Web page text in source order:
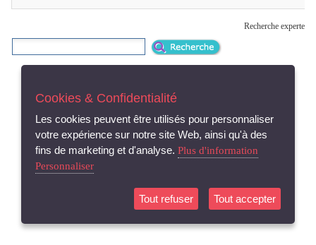
Recherche experte
Cookies & Confidentialité
Les cookies peuvent être utilisés pour personnaliser
votre expérience sur notre site Web, ainsi qu'à des
fins de marketing et d'analyse. Plus d'information
Personnaliser
Tout refuser Tout accepter